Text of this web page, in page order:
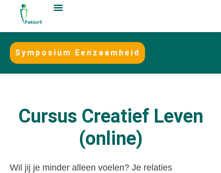
Symposium Eenzaamheid
Cursus Creatief Leven
(online)
Wil jij je minder alleen voelen? Je relaties